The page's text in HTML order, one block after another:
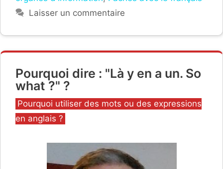
Laisser un commentaire
Pourquoi dire : "Là y en a un. So
what ?" ?
Catégories
Pourquoi utiliser des mots ou des expressions
en anglais ?